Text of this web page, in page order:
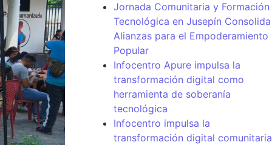
Jornada Comunitaria y Formación
Tecnológica en Jusepín Consolida
Alianzas para el Empoderamiento
Popular
Infocentro Apure impulsa la
transformación digital como
herramienta de soberanía
tecnológica
Infocentro impulsa la
transformación digital comunitaria